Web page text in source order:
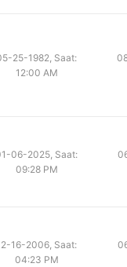
25-1982, Saat:
12:00 AM
06-2025, Saat:
09:28 PM
16-2006, Saat:
04:23 PM